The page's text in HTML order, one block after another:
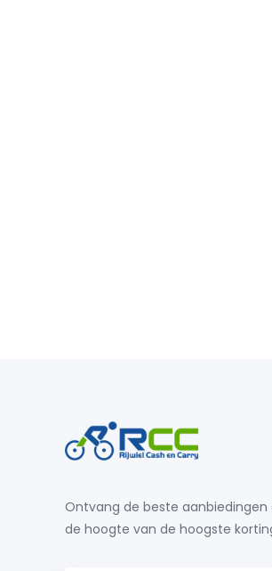
Ontvang de beste aanbiedingen
de hoogte van de hoogste